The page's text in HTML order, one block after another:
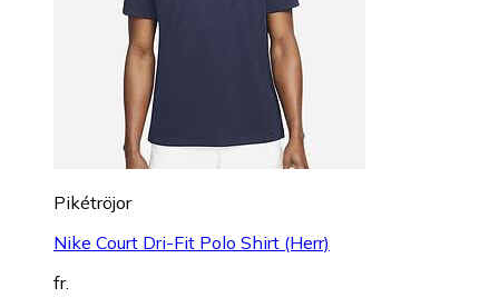
Pikétröjor
Nike Court Dri-Fit Polo Shirt (Herr)
fr.